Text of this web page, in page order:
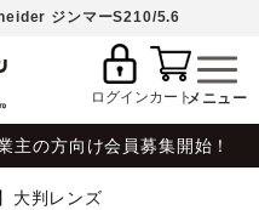
ジンマーS210/5.6
ログインカート
主の方向け会員募集開始！
大判レンズ